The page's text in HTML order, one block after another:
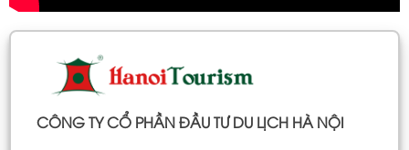
CÔNG TY CỔ PHẦN ĐẦU TƯ DU LỊCH HÀ NỘI